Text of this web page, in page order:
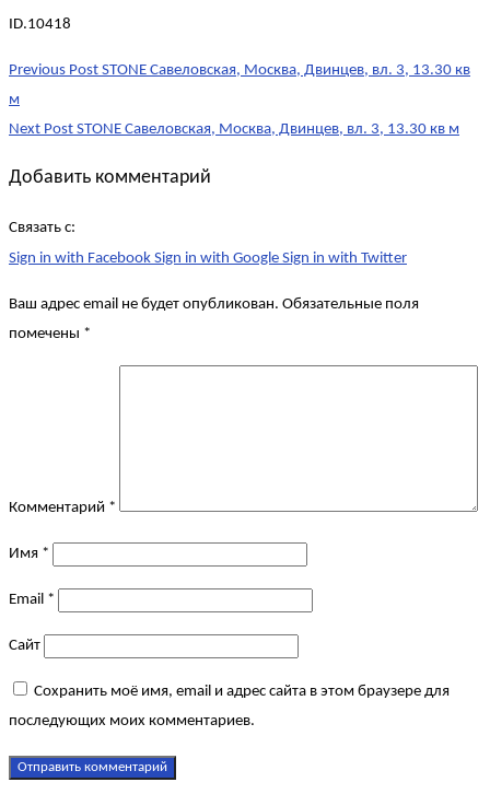
ID.10418
Post
navigation
Previous Post STONE Савеловская, Москва, Двинцев, вл. 3, 13.30 кв
м
Next Post STONE Савеловская, Москва, Двинцев, вл. 3, 13.30 кв м
Добавить комментарий
Связать с:
Sign in with Facebook Sign in with Google Sign in with Twitter
Ваш адрес email не будет опубликован. Обязательные поля
помечены *
Комментарий *
Имя *
Email *
Сайт
Сохранить моё имя, email и адрес сайта в этом браузере для
последующих моих комментариев.